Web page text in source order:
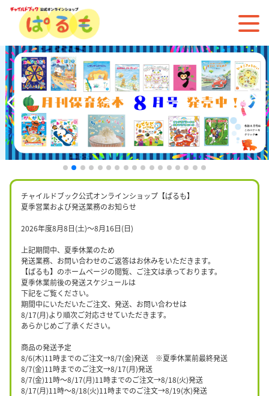
チャイルドブック公式オンラインショップ【ぱるも】
夏季営業および発送業務のお知らせ
2026年度8月8日(土)〜8月16日(日)
上記期間中、夏季休業のため
発送業務、お問い合わせのご返答はお休みをいただきます。
【ぱるも】のホームページの閲覧、ご注文は承っております。
夏季休業前後の発送スケジュールは
下記をご覧ください。
期間中にいただいたご注文、発送、お問い合わせは
8/17(月)より順次ご対応させていただきます。
あらかじめご了承ください。
商品の発送予定
8/6(木)11時までのご注文→8/7(金)発送 ※夏季休業前最終発送
8/7(金)11時までのご注文→8/17(月)発送
8/7(金)11時〜8/17(月)11時までのご注文→8/18(火)発送
8/17(月)11時〜8/18(火)11時までのご注文→8/19(水)発送